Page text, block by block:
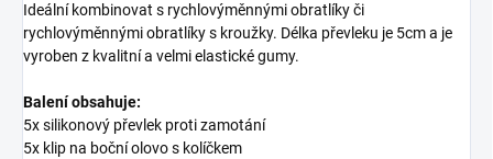
Ideální kombinovat s rychlovýměnnými obratlíky či
rychlovýměnnými obratlíky s kroužky. Délka převleku je 5cm a je
vyroben z kvalitní a velmi elastické gumy.
Balení obsahuje:
5x silikonový převlek proti zamotání
5x klip na boční olovo s kolíčkem